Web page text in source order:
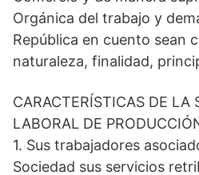
Orgánica del trabajo y
República en cuento sean
naturaleza, finalidad,
CARACTERÍSTICAS DE LA
LABORAL DE
1. Sus trabajadores
Sociedad sus servicios